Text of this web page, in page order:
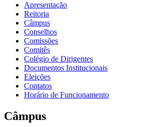
Apresentação
Reitoria
Câmpus
Conselhos
Comissões
Comitês
Colégio de Dirigentes
Documentos Institucionais
Eleições
Contatos
Horário de Funcionamento
Câmpus